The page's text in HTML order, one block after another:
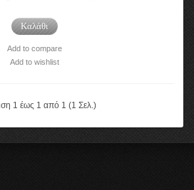
Καλάθι
Add to compare
Add to wishlist
1 έως 1 από 1 (1 Σελ.)